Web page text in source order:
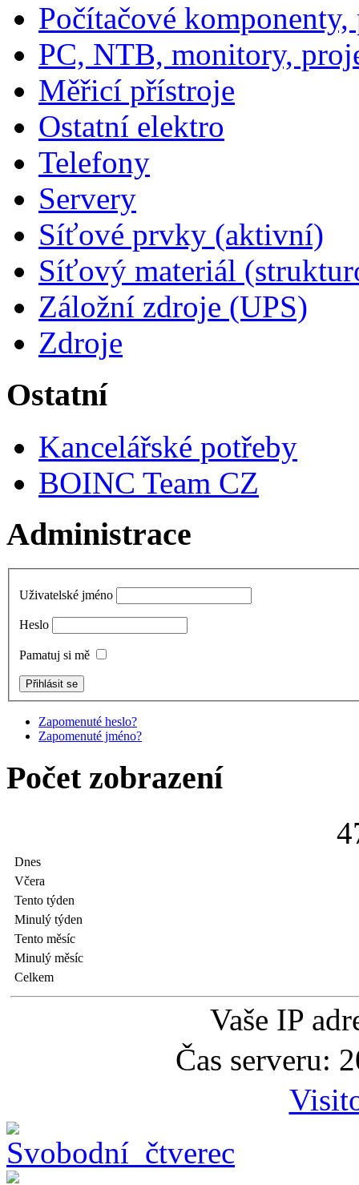
Počítačové
PC, NTB, monitory,
Měřicí přístroje
Ostatní elektro
Telefony
Servery
Síťové prvky (aktivní)
Síťový materiál
Záložní zdroje (UPS)
Zdroje
Ostatní
Kancelářské potřeby
BOINC Team CZ
Administrace
Uživatelské jméno
Heslo
Pamatuj si mě
Zapomenuté heslo?
Zapomenuté jméno?
Počet zobrazení
4
Dnes
Včera
Tento týden
Minulý týden
Tento měsíc
Minulý měsíc
Celkem
Vaše IP
Čas serveru: